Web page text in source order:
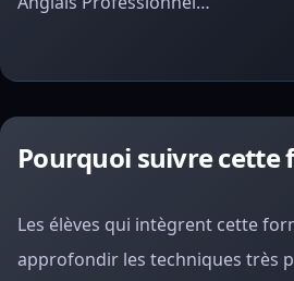
Pourquoi suivre cette
Les élèves qui intègrent cette
approfondir les techniques très